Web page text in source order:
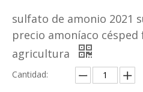
sulfato de amonio 2021
precio amoníaco
agricultura
Cantidad: